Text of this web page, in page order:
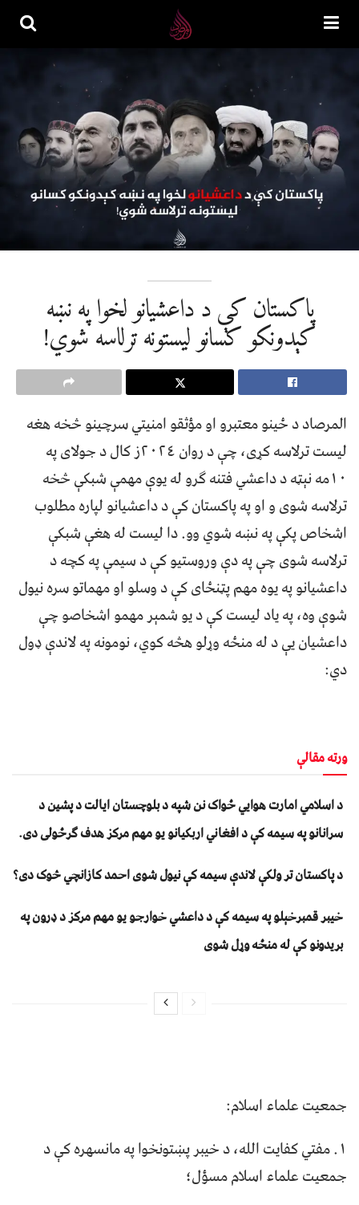
پاکستان کې د داعشیانو لخوا په نښه
کېدونکو کسانو لیستونه ترلاسه شوي!
المرصاد د ځینو معتبرو او مؤثقو امنیتي سرچینو څخه هغه
لیست ترلاسه کړی، چې د روان ٢٠٢٤ز کال د جولای په
١٠مه نېټه د داعشي فتنه ګرو له یوې مهمې شبکې څخه
ترلاسه شوی و او په پاکستان کې د داعشيانو لپاره مطلوب
اشخاص پکې په نښه شوي وو. دا لیست له هغې شبکې
ترلاسه شوی چې په دې وروستیو کې د سیمې په کچه د
داعشیانو په یوه مهم پټنځای کې د وسلو او مهماتو سره نیول
شوې وه، په یاد ليست کې د یو شمېر مهمو اشخاصو چې
داعشيان یې د له منځه وړلو هڅه کوي، نومونه په لاندې ډول
دي:
ورته مقالې
د اسلامي امارت هوايي ځواک نن شپه د بلوچستان ايالت د پشين د
سرانانو په سيمه کې د افغاني اربکيانو يو مهم مرکز هدف ګرځولی دی.
د پاکستان تر ولکې لاندې سیمه کې نیول شوی احمد کازانچي څوک دی؟
خیبر قمبرخېلو په سیمه کې د داعشي خوارجو یو مهم مرکز د ډرون په
بریدونو کې له منځه وړل شوی
جمعیت علماء اسلام:
١. مفتي کفایت الله، د خیبر پښتونخوا په مانسهره کې د
جمعیت علماء اسلام مسؤل؛